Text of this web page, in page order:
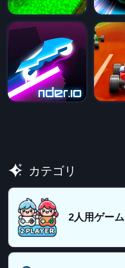
カテゴリ
2人用ゲーム